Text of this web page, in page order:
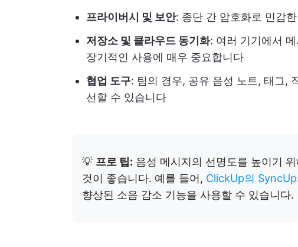
프라이버시 및 보안: 종단 간 암호화로 민감
저장소 및 클라우드 동기화: 여러 기기에서
장기적인 사용에 매우 중요합니다
협업 도구: 팀의 경우, 공유 음성 노트, 태그,
선할 수 있습니다
💡 프로 팁: 음성 메시지의 선명도를 높이기
것이 좋습니다. 예를 들어, ClickUp의
향상된 소음 감소 기능을 사용할 수 있습니다.